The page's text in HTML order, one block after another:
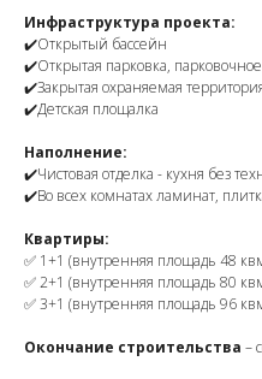
Инфраструктура проекта:
✔️Открытый бассейн
✔️Открытая парковка,
✔️Закрытая охраняемая
✔️Детская площалка
Наполнение:
✔️Чистовая отделка - кухня без
✔️Во всех комнатах ламинат,
Квартиры:
✅ 1+1 (внутренняя площадь 48
✅ 2+1 (внутренняя площадь 80
✅ 3+1 (внутренняя площадь 96
Окончание строительства –